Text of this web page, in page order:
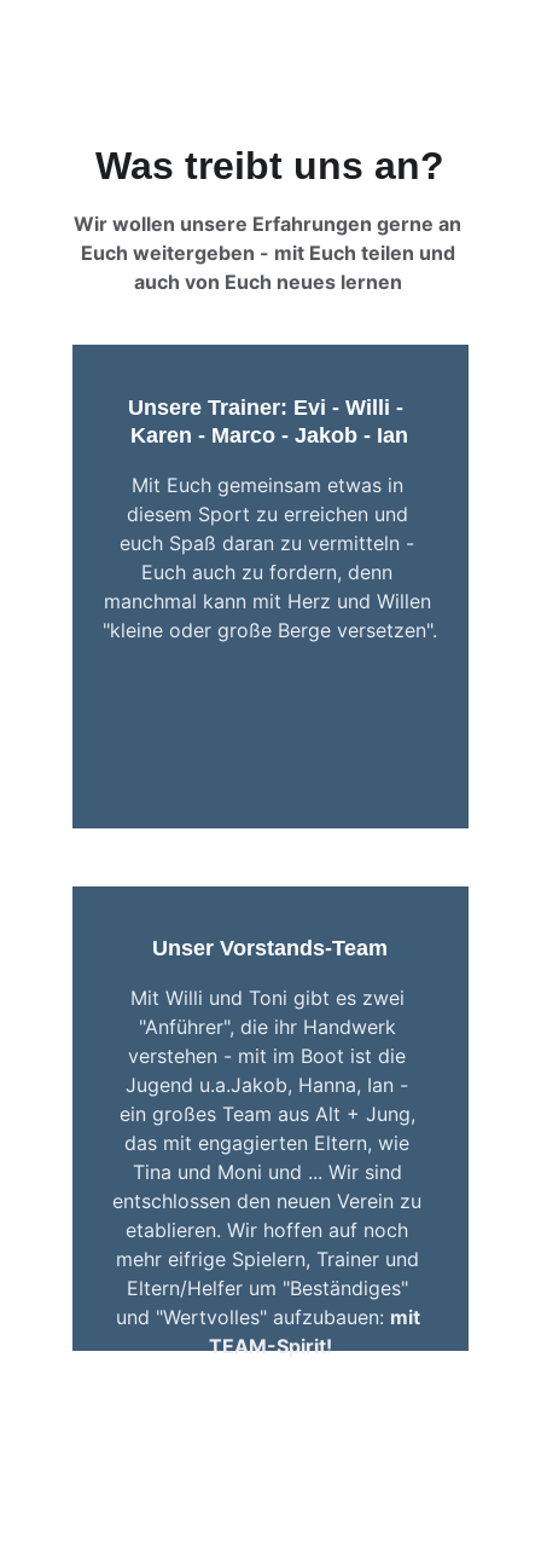
Was treibt uns an?
Wir wollen unsere Erfahrungen gerne an
Euch weitergeben - mit Euch teilen und
auch von Euch neues lernen
Mit Willi und Toni gibt es zwei
"Anführer", die ihr Handwerk
verstehen - mit im Boot ist die
Jugend u.a.Jakob, Hanna, Ian -
ein großes Team aus Alt + Jung,
das mit engagierten Eltern, wie
Tina und Moni und ... Wir sind
entschlossen den neuen Verein zu
etablieren. Wir hoffen auf noch
mehr eifrige Spielern, Trainer und
Eltern/Helfer um "Beständiges"
und "Wertvolles" aufzubauen: mit
TEAM-Spirit!
Mit Euch gemeinsam etwas in
diesem Sport zu erreichen und
euch Spaß daran zu vermitteln -
Euch auch zu fordern, denn
manchmal kann mit Herz und Willen
"kleine oder große Berge versetzen".
Unser Vorstands-Team
Unsere Trainer: Evi - Willi -
Karen - Marco - Jakob - Ian